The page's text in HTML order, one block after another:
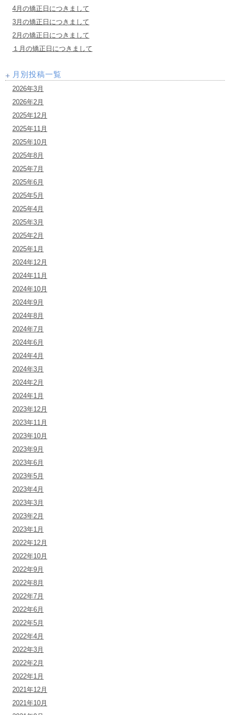
4月の矯正日につきまして
3月の矯正日につきまして
2月の矯正日につきまして
１月の矯正日につきまして
月別投稿一覧
2026年3月
2026年2月
2025年12月
2025年11月
2025年10月
2025年8月
2025年7月
2025年6月
2025年5月
2025年4月
2025年3月
2025年2月
2025年1月
2024年12月
2024年11月
2024年10月
2024年9月
2024年8月
2024年7月
2024年6月
2024年4月
2024年3月
2024年2月
2024年1月
2023年12月
2023年11月
2023年10月
2023年9月
2023年6月
2023年5月
2023年4月
2023年3月
2023年2月
2023年1月
2022年12月
2022年10月
2022年9月
2022年8月
2022年7月
2022年6月
2022年5月
2022年4月
2022年3月
2022年2月
2022年1月
2021年12月
2021年10月